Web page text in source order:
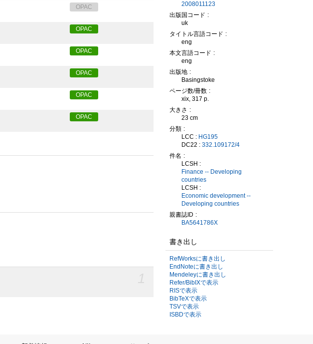
OPAC
OPAC
OPAC
OPAC
OPAC
OPAC
2008011123
出版国コード
uk
タイトル言語コード
eng
本文言語コード
eng
出版地
Basingstoke
ページ数/冊数
xix, 317 p.
大きさ
23 cm
分類
LCC : HG195
DC22 : 332.109172/4
件名
LCSH :
Finance -- Developing
countries
LCSH :
Economic development --
Developing countries
親書誌ID
BA5641786X
書き出し
RefWorksに書き出し
EndNoteに書き出し
Mendeleyに書き出し
Refer/BibIXで表示
RISで表示
BibTeXで表示
TSVで表示
ISBDで表示